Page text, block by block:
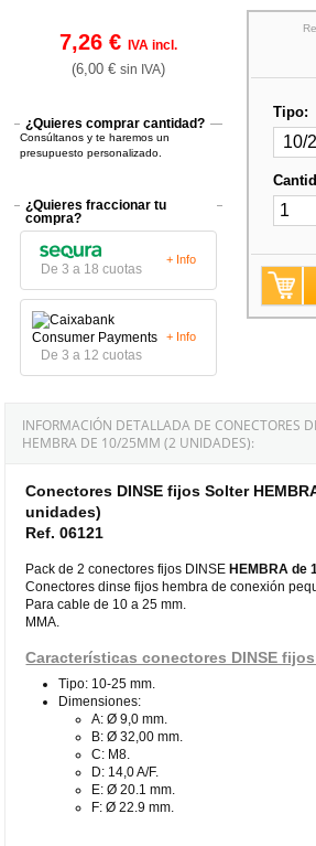
7,26 €IVA incl.
(6,00 €sin IVA)
¿Quieres comprar cantidad?
Consúltanos y te haremos un
presupuesto personalizado.
¿Quieres fraccionar tu
compra?
De 3 a 18 cuotas
+ Info
De 3 a 12 cuotas
+ Info
Tipo:
INFORMACIÓN DETALLADA DE CONECTORES
HEMBRA DE 10/25MM (2 UNIDADES):
Conectores DINSE fijos Solter
unidades)
Ref. 06121
Pack de 2 conectores fijos DINSEHEMBRA de
Conectores dinse fijos hembra de conexión
Para cable de 10 a 25 mm.
MMA.
Características conectores DINSE fijos
Tipo: 10-25 mm.
Dimensiones:
A: Ø 9,0 mm.
B: Ø 32,00 mm.
C: M8.
D: 14,0 A/F.
E: Ø 20.1 mm.
F: Ø 22.9 mm.